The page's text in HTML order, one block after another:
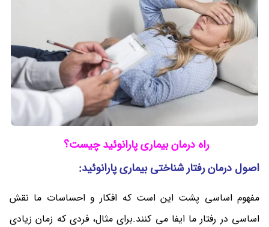
راه درمان بیماری پارانوئید چیست؟
اصول درمان رفتار شناختی بیماری پارانوئید:
مفهوم اساسی پشت این است که افکار و احساسات ما نقش
اساسی در رفتار ما ایفا می کنند.برای مثال، فردی که زمان زیادی